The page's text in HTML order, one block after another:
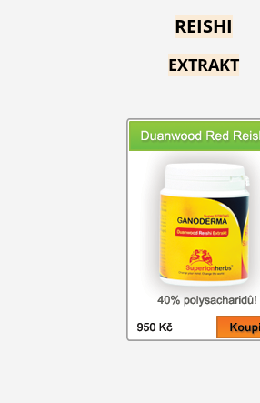
REISHI
EXTRAKT